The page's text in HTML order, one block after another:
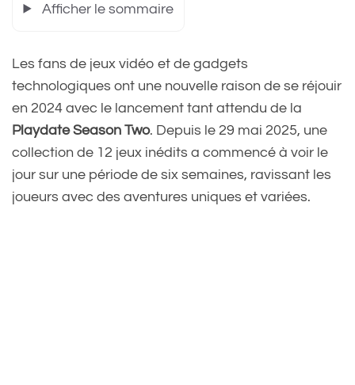
Afficher le sommaire
Les fans de jeux vidéo et de gadgets
technologiques ont une nouvelle raison de se réjouir
en 2024 avec le lancement tant attendu de la
Playdate Season Two. Depuis le 29 mai 2025, une
collection de 12 jeux inédits a commencé à voir le
jour sur une période de six semaines, ravissant les
joueurs avec des aventures uniques et variées.